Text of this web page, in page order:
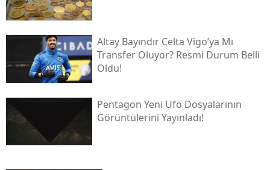
Altay Bayındır Celta Vigo’ya Mı
Transfer Oluyor? Resmi Durum Belli
Oldu!
Pentagon Yeni Ufo Dosyalarının
Görüntülerini Yayınladı!